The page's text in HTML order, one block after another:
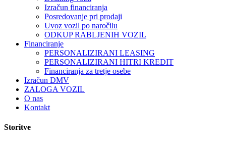
Izračun financiranja
Posredovanje pri prodaji
Uvoz vozil po naročilu
ODKUP RABLJENIH VOZIL
Financiranje
PERSONALIZIRANI LEASING
PERSONALIZIRANI HITRI KREDIT
Financiranja za tretje osebe
Izračun DMV
ZALOGA VOZIL
O nas
Kontakt
Storitve